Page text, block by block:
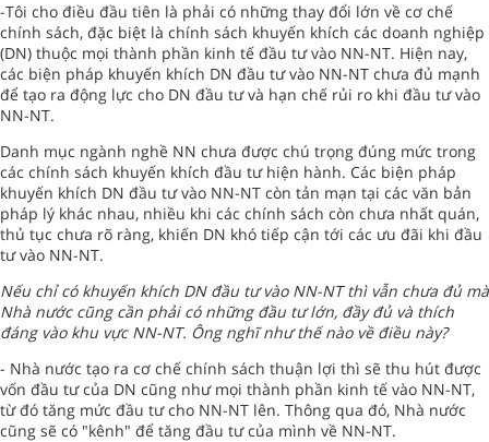
-Tôi cho điều đầu tiên là phải có những thay đổi lớn về cơ chế
chính sách, đặc biệt là chính sách khuyến khích các doanh nghiệp
(DN) thuộc mọi thành phần kinh tế đầu tư vào NN-NT. Hiện nay,
các biện pháp khuyến khích DN đầu tư vào NN-NT chưa đủ mạnh
để tạo ra động lực cho DN đầu tư và hạn chế rủi ro khi đầu tư vào
NN-NT.
Danh mục ngành nghề NN chưa được chú trọng đúng mức trong
các chính sách khuyến khích đầu tư hiện hành. Các biện pháp
khuyến khích DN đầu tư vào NN-NT còn tản mạn tại các văn bản
pháp lý khác nhau, nhiều khi các chính sách còn chưa nhất quán,
thủ tục chưa rõ ràng, khiến DN khó tiếp cận tới các ưu đãi khi đầu
tư vào NN-NT.
Nếu chỉ có khuyến khích DN đầu tư vào NN-NT thì vẫn chưa đủ mà
Nhà nước cũng cần phải có những đầu tư lớn, đầy đủ và thích
đáng vào khu vực NN-NT. Ông nghĩ như thế nào về điều này?
- Nhà nước tạo ra cơ chế chính sách thuận lợi thì sẽ thu hút được
vốn đầu tư của DN cũng như mọi thành phần kinh tế vào NN-NT,
từ đó tăng mức đầu tư cho NN-NT lên. Thông qua đó, Nhà nước
cũng sẽ có "kênh" để tăng đầu tư của mình về NN-NT.